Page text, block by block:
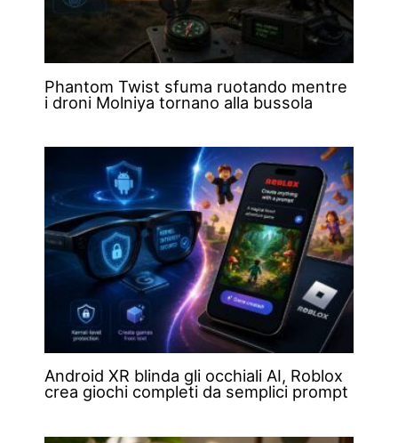
Phantom Twist sfuma ruotando mentre
i droni Molniya tornano alla bussola
Android XR blinda gli occhiali AI, Roblox
crea giochi completi da semplici prompt